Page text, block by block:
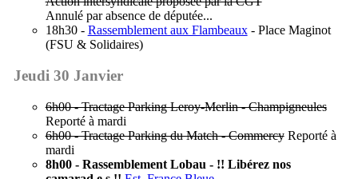
Jeudi 30 Janvier
6h00 - Tractage Parking Leroy-Merlin - Champigneules
Reporté à mardi
6h00 - Tractage Parking du Match - CommercyReporté à
mardi
8h00 - Rassemblement Lobau - !! Libérez nos
Annulé par absence de députée...
18h30 - Rassemblement aux Flambeaux- Place Maginot
(FSU & Solidaires)